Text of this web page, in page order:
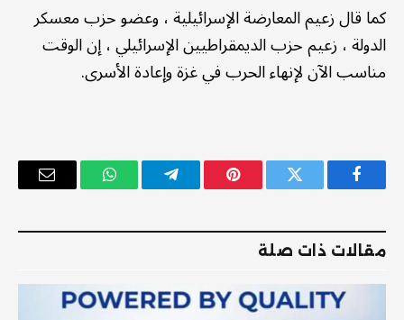
كما قال زعيم المعارضة الإسرائيلية ، وعضو حزب معسكر
الدولة ، زعيم حزب الديمقراطيين الإسرائيلي ، إن الوقت
مناسب الآن لإنهاء الحرب في غزة وإعادة الأسرى.
فيسبوك تويتر بينتيريستتيلقرام واتساب
البريد
مقالات ذات صلة